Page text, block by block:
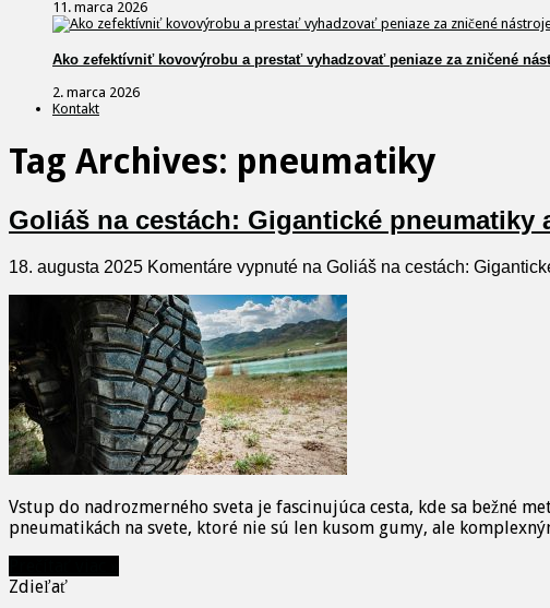
11. marca 2026
Ako zefektívniť kovovýrobu a prestať vyhadzovať peniaze za zničené
2. marca 2026
Kontakt
Tag Archives: pneumatiky
Goliáš na cestách: Gigantické
18. augusta 2025 Komentáre vypnuté na Goliáš na cestách:
Vstup do nadrozmerného sveta je fascinujúca cesta, kde sa bežné
pneumatikách na svete, ktoré nie sú len kusom gumy, ale
Zdieľať